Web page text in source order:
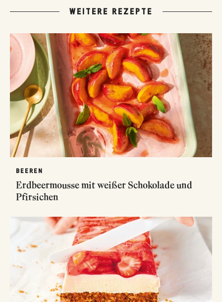
WEITERE REZEPTE
BEEREN
Erdbeermousse mit weißer Schokolade und
Pfirsichen